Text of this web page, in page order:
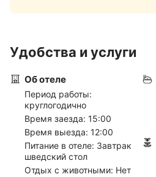
Удобства и услуги
Об отеле
Период работы:
круглогодично
Время заезда: 15:00
Время выезда: 12:00
Питание в отеле: Завтрак
шведский стол
Отдых с животными: Нет